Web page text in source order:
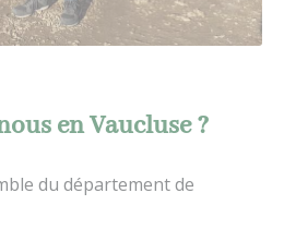
en Vaucluse ?
du département de